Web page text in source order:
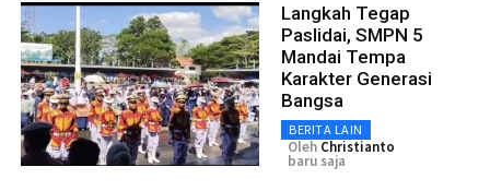
Langkah Tegap
Paslidai, SMPN 5
Mandai Tempa
Karakter Generasi
Bangsa
BERITA LAIN
Oleh Christianto
baru saja